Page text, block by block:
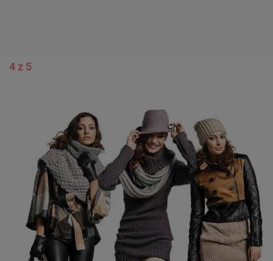
4 z 5